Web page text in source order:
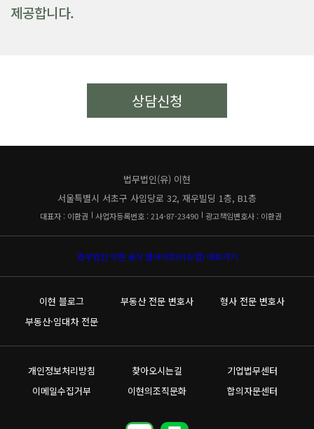
제공합니다.
상담신청
법무법인(유) 이현
서울특별시 서초구 사임당로 32, 재우빌딩 1층, B1층
대표자 : 이환권 사업자등록번호 : 214-87-23490 광고책임변호사 : 이환권
법무법인 이현 공식 웹사이트(리뉴얼) 바로가기
이현 블로그 부동산 전문 변호사
형사 전문 변호사
부동산·임대차 전문
개인정보처리방침 찾아오시는길
기업법무센터
이메일수집거부
이현의조직문화 합의자문센터